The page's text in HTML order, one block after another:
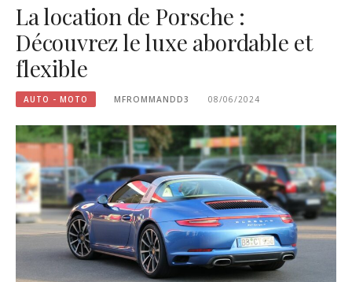
La location de Porsche :
Découvrez le luxe abordable et
flexible
AUTO - MOTO MFROMMANDD3 08/06/2024